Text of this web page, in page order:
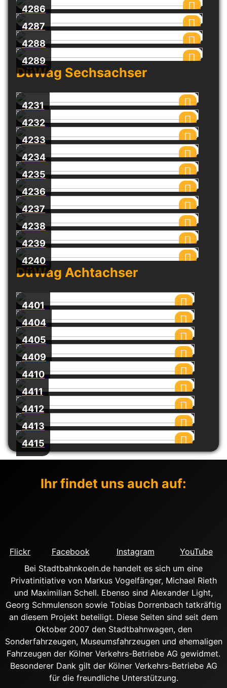
4286
4287
4288
4289
DüWag Sechsachser
4231
4232
4233
4234
4235
4236
4237
4238
4239
4240
DüWag Achtachser
4401
4404
4405
4409
4410
4411
4412
4413
4415
Ihr findet uns auch auf:
Flickr Facebook Instagram
YouTube
Bei Stadtbahnkoeln.de handelt es sich um eine
Privatinitiative von Markus Vogelfänger, Michael Rieth
und Maximilian Schell. Ebenso sind Alexander Light,
Georg Schmulenson sowie Tobias Dorrenbach tatkräftig
an diesem Projekt beteiligt. Diese Seiten sind seit dem
Oktober 2007 den Stadtbahnwagen, den
Sonderfahrzeugen, Museumsfahrzeugen und ehemaligen
Fahrzeugen der Kölner Verkehrs-Betriebe AG gewidmet.
Besonderer Dank gilt der Kölner Verkehrs-Betriebe AG
für die freundliche Unterstützung.